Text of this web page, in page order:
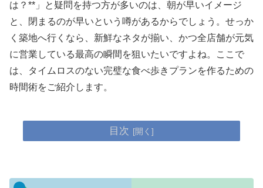
は？**」と疑問を持つ方が多いのは、朝が早いイメージ
と、閉まるのが早いという噂があるからでしょう。せっか
く築地へ行くなら、新鮮なネタが揃い、かつ全店舗が元気
に営業している最高の瞬間を狙いたいですよね。ここで
は、タイムロスのない完璧な食べ歩きプランを作るための
時間術をご紹介します。
目次